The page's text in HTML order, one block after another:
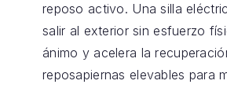
reposo activo. Una silla
salir al exterior sin esfuerzo
ánimo y acelera la
reposapiernas elevables para